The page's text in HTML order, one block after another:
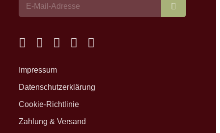
Impressum
Datenschutzerklärung
Cookie-Richtlinie
Zahlung & Versand